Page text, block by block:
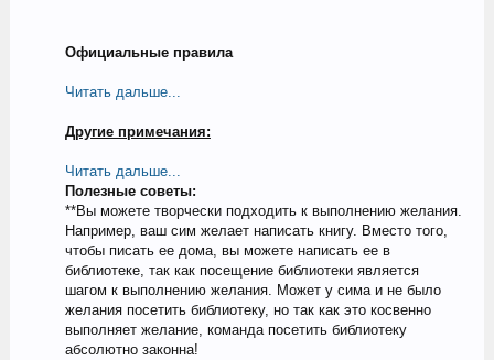
Официальные правила
Читать дальше...
Другие примечания:
Читать дальше...
Полезные советы:
**Вы можете творчески подходить к выполнению желания.
Например, ваш сим желает написать книгу. Вместо того,
чтобы писать ее дома, вы можете написать ее в
библиотеке, так как посещение библиотеки является
шагом к выполнению желания. Может у сима и не было
желания посетить библиотеку, но так как это косвенно
выполняет желание, команда посетить библиотеку
абсолютно законна!